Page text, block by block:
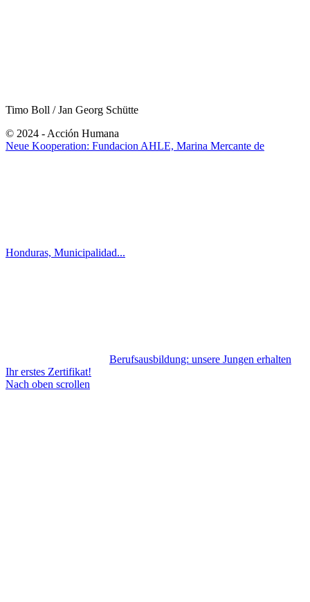
Timo Boll / Jan Georg Schütte
© 2024 - Acción Humana
Neue Kooperation: Fundacion AHLE, Marina Mercante de
Honduras, Municipalidad...
Berufsausbildung: unsere Jungen erhalten
Ihr erstes Zertifikat!
Nach oben scrollen